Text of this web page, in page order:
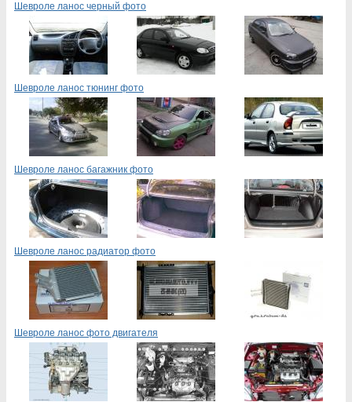
Шевроле ланос черный фото
Шевроле ланос тюнинг фото
Шевроле ланос багажник фото
Шевроле ланос радиатор фото
Шевроле ланос фото двигателя